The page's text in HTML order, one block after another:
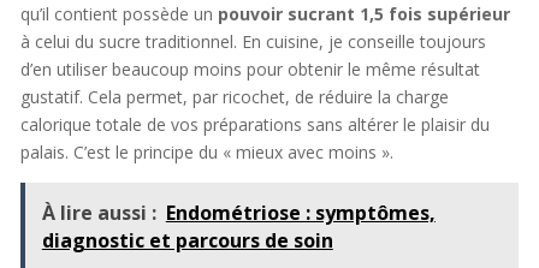
qu’il contient possède un pouvoir sucrant 1,5 fois supérieur
à celui du sucre traditionnel. En cuisine, je conseille toujours
d’en utiliser beaucoup moins pour obtenir le même résultat
gustatif. Cela permet, par ricochet, de réduire la charge
calorique totale de vos préparations sans altérer le plaisir du
palais. C’est le principe du « mieux avec moins ».
À lire aussi : Endométriose : symptômes,
diagnostic et parcours de soin